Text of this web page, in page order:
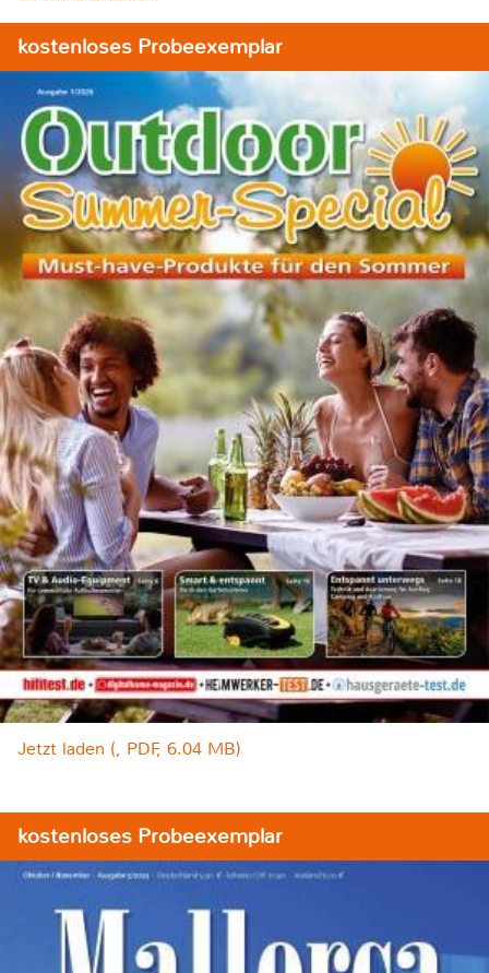
kostenloses Probeexemplar
Jetzt laden (, PDF, 6.04 MB)
kostenloses Probeexemplar